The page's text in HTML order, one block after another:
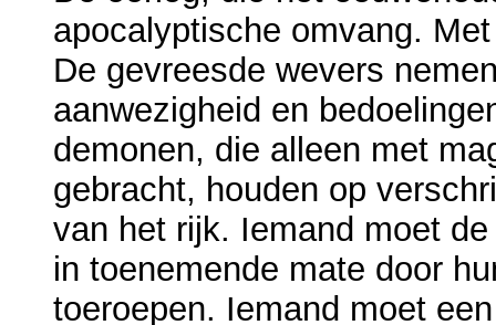
apocalyptische omvang.
De gevreesde wevers
aanwezigheid en
demonen, die alleen met
gebracht, houden op
van het rijk. Iemand moet
in toenemende mate door
toeroepen. Iemand moet